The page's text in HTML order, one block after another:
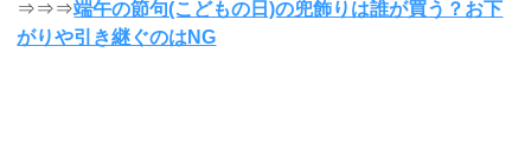
⇒⇒⇒端午の節句(こどもの日)の兜飾りは誰が買う？お下
がりや引き継ぐのはNG